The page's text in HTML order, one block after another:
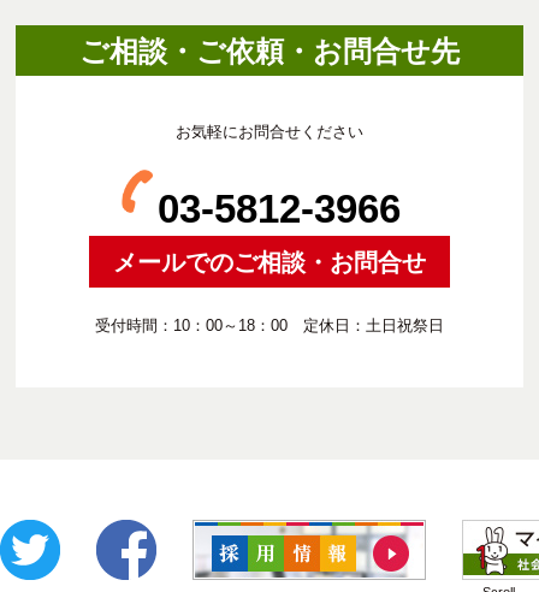
ご相談・ご依頼・お問合せ先
お気軽にお問合せください
03-5812-3966
メールでのご相談・お問合せ
受付時間：10：00～18：00 定休日：土日祝祭日